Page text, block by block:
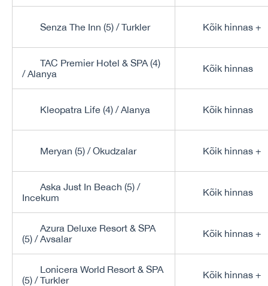
Senza The Inn (5) / Turkler Kõik hinnas +
TAC Premier Hotel & SPA (4)
/ Alanya
Kõik hinnas
Kleopatra Life (4) / Alanya Kõik hinnas
Meryan (5) / Okudzalar Kõik hinnas +
Aska Just In Beach (5) /
Incekum
Kõik hinnas
Azura Deluxe Resort & SPA
(5) / Avsalar
Kõik hinnas +
Lonicera World Resort & SPA
(5) / Turkler
Kõik hinnas +